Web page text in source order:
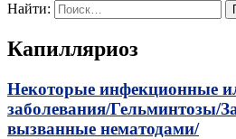
Найти:
Капилляриоз
Некоторые инфекционные
заболевания/Гельминтозы/
вызванные нематодами/